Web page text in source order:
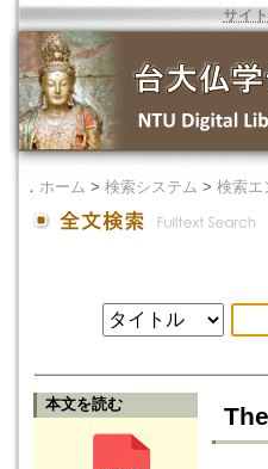
サイ
． ホーム > 検索システム > 検索エ
本文を読む